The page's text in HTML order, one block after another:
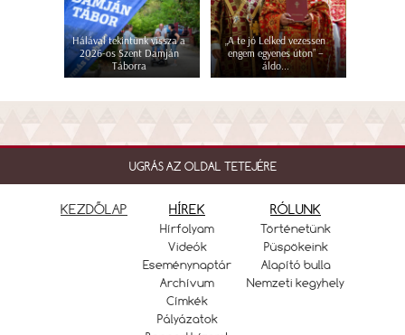
Hálával tekintünk vissza a
2026-os Szent Damján
Táborra
„A te jó Lelked vezessen
engem egyenes úton” –
áldo...
UGRÁS AZ OLDAL TETEJÉRE
KEZDŐLAP HÍREK
Hírfolyam
Videók
Eseménynaptár
Archívum
Címkék
Pályázatok
RÓLUNK
Történetünk
Püspökeink
Alapító bulla
Nemzeti kegyhely